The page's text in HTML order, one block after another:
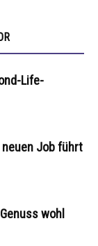
Life-
Job führt
wohl